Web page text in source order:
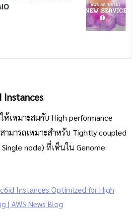
Instances
เหมาะสมกับ High performance
ามารถเหมาะสำหรับ Tightly coupled
node) ที่เห็นใน Genome
Instances Optimized for High
| AWS News Blog